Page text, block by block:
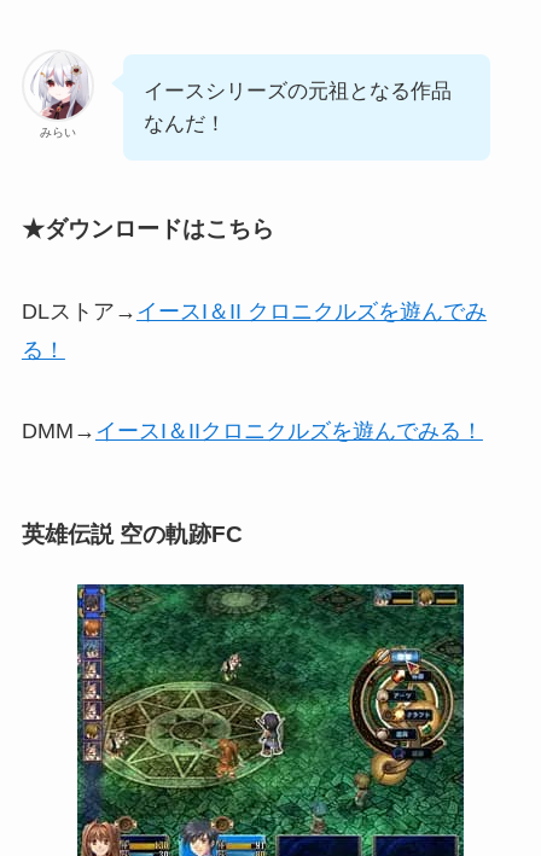
みらい
イースシリーズの元祖となる作品
なんだ！
★ダウンロードはこちら
DLストア→ イースI＆II クロニクルズを遊んでみ
る！
DMM→ イースI＆IIクロニクルズを遊んでみる！
英雄伝説 空の軌跡FC